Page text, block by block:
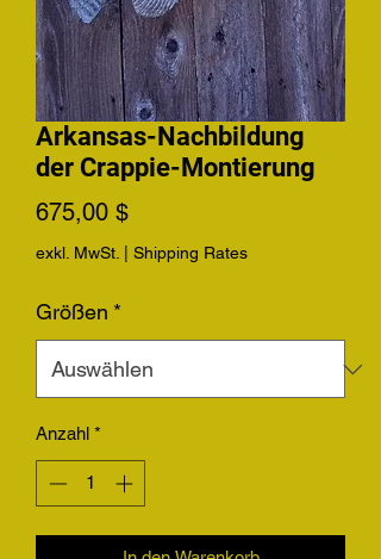
Arkansas-Nachbildung
der Crappie-Montierung
675,00 $Preis
exkl. MwSt. Shipping Rates
Größen *
Anzahl *